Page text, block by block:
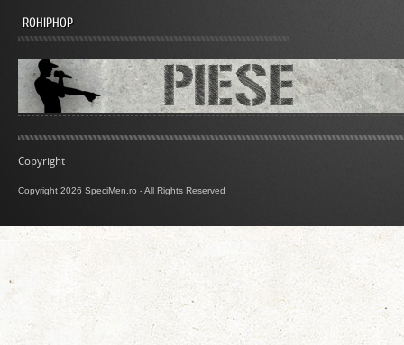
ROHIPHOP
Copyright
Copyright 2026 SpeciMen.ro - All Rights Reserved